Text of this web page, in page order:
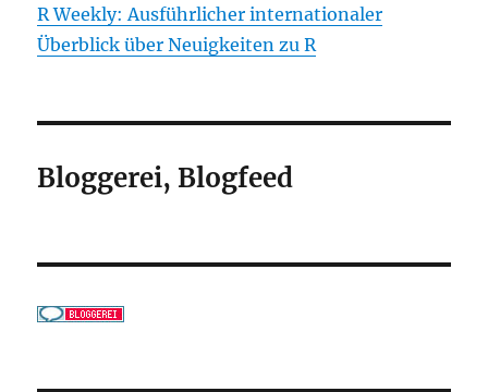
R Weekly: Ausführlicher internationaler
Überblick über Neuigkeiten zu R
Bloggerei, Blogfeed